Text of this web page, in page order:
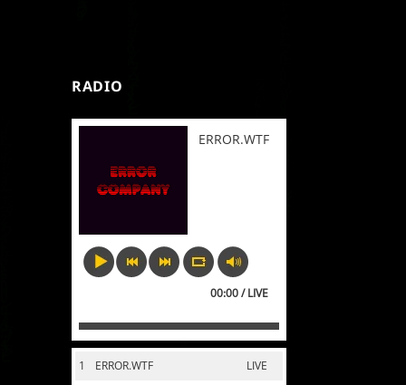
RADIO
ERROR.WTF
00:00 / LIVE
1 LIVE
ERROR.WTF